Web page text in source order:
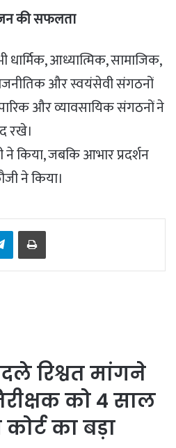
की सफलता
आध्यात्मिक, सामाजिक,
और स्वयंसेवी संगठनों
और व्यावसायिक संगठनों ने
रखे।
किया, जबकि आभार प्रदर्शन
ने किया।
TelegramPrint